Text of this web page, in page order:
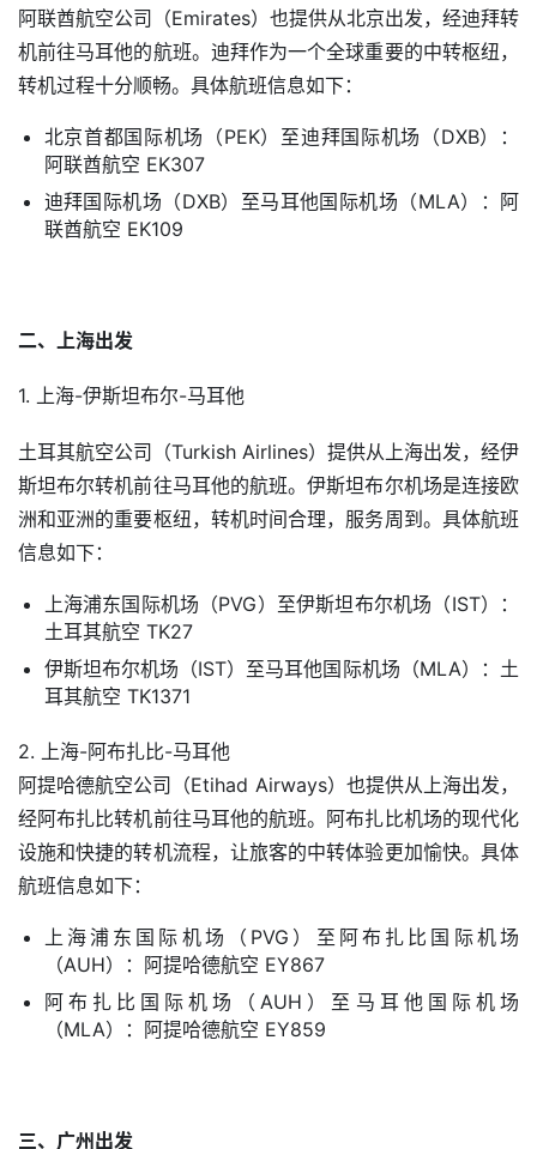
阿联酋航空公司（Emirates）也提供从北京出发，经迪拜转
机前往马耳他的航班。迪拜作为一个全球重要的中转枢纽，
转机过程十分顺畅。具体航班信息如下：
北京首都国际机场（PEK）至迪拜国际机场（DXB）：
阿联酋航空 EK307
迪拜国际机场（DXB）至马耳他国际机场（MLA）：阿
联酋航空 EK109
二、上海出发
1. 上海-伊斯坦布尔-马耳他
土耳其航空公司（Turkish Airlines）提供从上海出发，经伊
斯坦布尔转机前往马耳他的航班。伊斯坦布尔机场是连接欧
洲和亚洲的重要枢纽，转机时间合理，服务周到。具体航班
信息如下：
上海浦东国际机场（PVG）至伊斯坦布尔机场（IST）：
土耳其航空 TK27
伊斯坦布尔机场（IST）至马耳他国际机场（MLA）：土
耳其航空 TK1371
2. 上海-阿布扎比-马耳他
阿提哈德航空公司（Etihad Airways）也提供从上海出发，
经阿布扎比转机前往马耳他的航班。阿布扎比机场的现代化
设施和快捷的转机流程，让旅客的中转体验更加愉快。具体
航班信息如下：
上海浦东国际机场（PVG）至阿布扎比国际机场
（AUH）：阿提哈德航空 EY867
阿布扎比国际机场（AUH）至马耳他国际机场
（MLA）：阿提哈德航空 EY859
三、广州出发